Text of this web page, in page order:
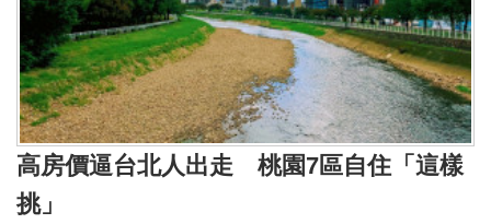
高房價逼台北人出走 桃園7區自住「這樣
挑」